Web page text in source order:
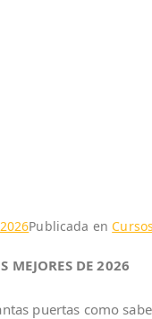
Publicada en
MEJORES DE 2026
puertas como